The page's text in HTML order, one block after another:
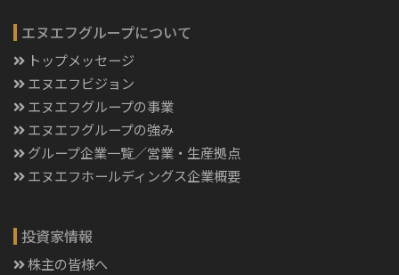
エヌエフグループについて
トップメッセージ
エヌエフビジョン
エヌエフグループの事業
エヌエフグループの強み
グループ企業一覧／営業・生産拠点
エヌエフホールディングス企業概要
投資家情報
株主の皆様へ